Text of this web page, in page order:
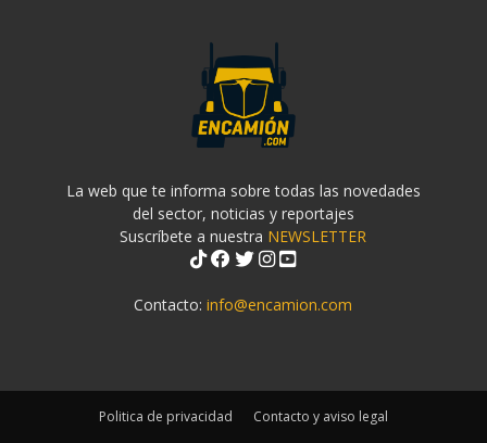
La web que te informa sobre todas las novedades
del sector, noticias y reportajes
Suscríbete a nuestra NEWSLETTER
Contacto:info@encamion.com
Politica de privacidad Contacto y aviso legal